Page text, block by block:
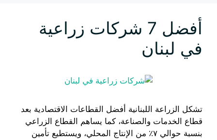
أفضل 7 شركات زراعية
في لبنان
تشكل الزراعة اللبنانية أفضل القطاعات الاقتصادية بعد
قطاع الخدمات والصناعة، كما يساهم القطاع الزراعي
بنسبة حوالي ٧٪ من الإنتاج المحلي، ويستطيع تأمين